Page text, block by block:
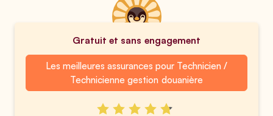
Gratuit et sans engagement
Les meilleures assurances pour Technicien /
Technicienne gestion douanière